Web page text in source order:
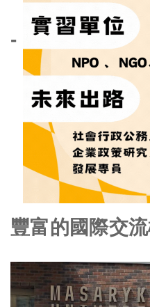
-
豐富的國際交